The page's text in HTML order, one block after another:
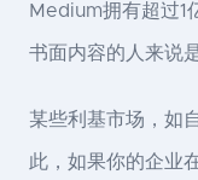
Medium拥有超过1
书面内容的人来说
某些利基市场，如
此，如果你的企业